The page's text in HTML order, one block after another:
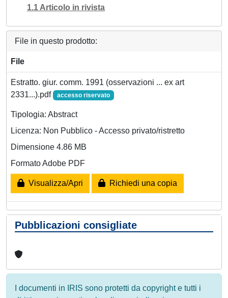
1.1 Articolo in rivista
File in questo prodotto:
File
Estratto. giur. comm. 1991 (osservazioni ... ex art
2331...).pdf
accesso riservato
Tipologia: Abstract
Licenza: Non Pubblico - Accesso privato/ristretto
Dimensione 4.86 MB
Formato Adobe PDF
Visualizza/Apri Richiedi una copia
Pubblicazioni consigliate
I documenti in IRIS sono protetti da copyright e tutti i